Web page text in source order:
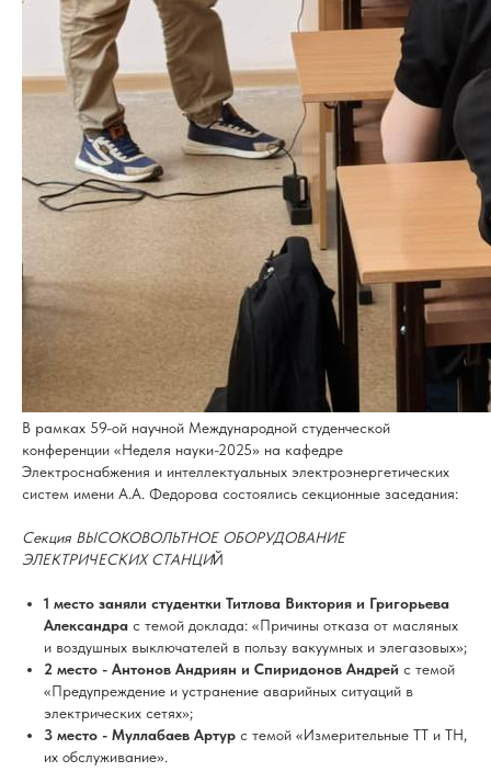
В рамках 59-ой научной Международной студенческой
конференции «Неделя науки-2025» на кафедре
Электроснабжения и интеллектуальных электроэнергетических
систем имени А.А. Федорова состоялись секционные заседания:
Секция ВЫСОКОВОЛЬТНОЕ ОБОРУДОВАНИЕ
ЭЛЕКТРИЧЕСКИХ СТАНЦИЙ
1 место заняли студентки Титлова Виктория и Григорьева
Александра с темой доклада: «Причины отказа от масляных
и воздушных выключателей в пользу вакуумных и элегазовых»;
2 место - Антонов Андриян и Спиридонов Андрей с темой
«Предупреждение и устранение аварийных ситуаций в
электрических сетях»;
3 место - Муллабаев Артур с темой «Измерительные ТТ и ТН,
их обслуживание».